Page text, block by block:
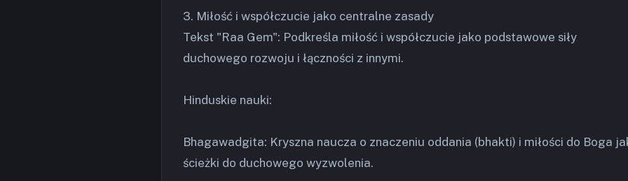
3. Miłość i współczucie jako centralne zasady
Tekst "Raa Gem": Podkreśla miłość i współczucie jako podstawowe siły
duchowego rozwoju i łączności z innymi.
Hinduskie nauki:
Bhagawadgita: Kryszna naucza o znaczeniu oddania (bhakti) i miłości do Boga
ścieżki do duchowego wyzwolenia.